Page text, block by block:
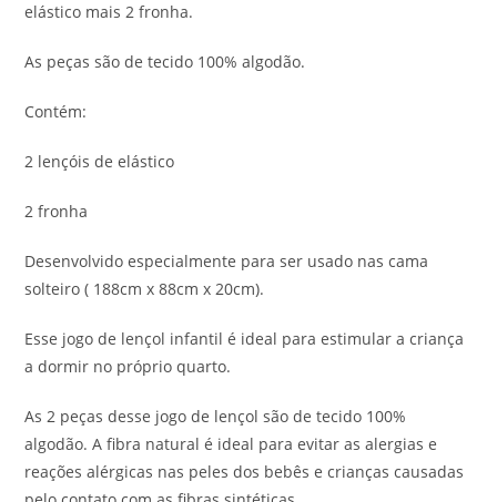
elástico mais 2 fronha.
As peças são de tecido 100% algodão.
Contém:
2 lençóis de elástico
2 fronha
Desenvolvido especialmente para ser usado nas cama
solteiro ( 188cm x 88cm x 20cm).
Esse jogo de lençol infantil é ideal para estimular a criança
a dormir no próprio quarto.
As 2 peças desse jogo de lençol são de tecido 100%
algodão. A fibra natural é ideal para evitar as alergias e
reações alérgicas nas peles dos bebês e crianças causadas